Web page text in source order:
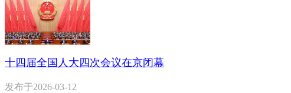
十四届全国人大四次会议在京闭幕
发布于2026-03-12